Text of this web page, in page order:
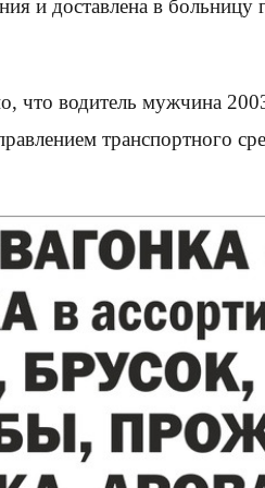
и доставлена в
водитель мужчина
транспортного